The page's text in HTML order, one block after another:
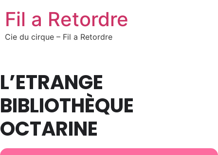
Fil a Retordre
Cie du cirque – Fil a Retordre
L’ETRANGE
BIBLIOTHÈQUE
OCTARINE